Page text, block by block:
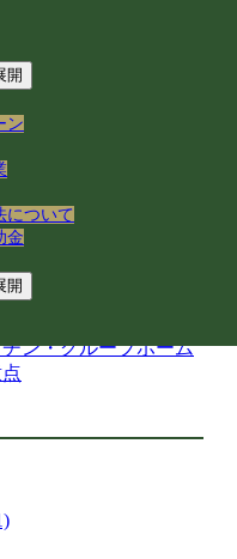
開
ン
について
金
開
のご相談
ャワーホースを交
注意点と水漏れ対策
家・賃貸管理｜入居
アル
務所の大掃除＆床ワ
麗な職場環境を保つ
リフォームとテラス
ート工事
造住宅の耐震改修
参加レポート
家をどう活用する？
ン・グループホーム